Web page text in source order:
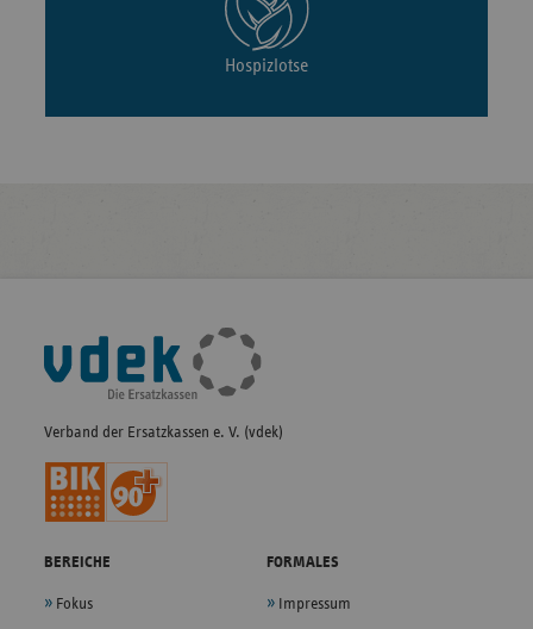
Hospizlotse
Fußleisten-
Navigation
Verband der Ersatzkassen e. V. (vdek)
BEREICHE
Fokus
FORMALES
Impressum